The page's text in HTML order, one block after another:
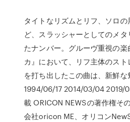
タイトなリズムとリフ、ソロ
ど、スラッシャーとしてのメ
たナンバー。グルーヴ重視の楽
カ』において、リフ主体のス
を打ち出したこの曲は、新鮮な
1994/06/17 2014/03/04 2019/
載 ORICON NEWSの著作権そ
会社oricon ME、オリコン